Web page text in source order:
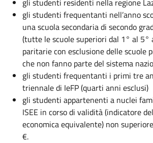
gli studenti frequentanti nell’anno
una scuola secondaria di secondo
(tutte le scuole superiori dal 1° al 5°
paritarie con esclusione delle scuole
che non fanno parte del sistema
gli studenti frequentanti i primi tre
triennale di IeFP (quarti anni esclusi)
gli studenti appartenenti a nuclei
ISEE in corso di validità (indicatore
economica equivalente) non
€.